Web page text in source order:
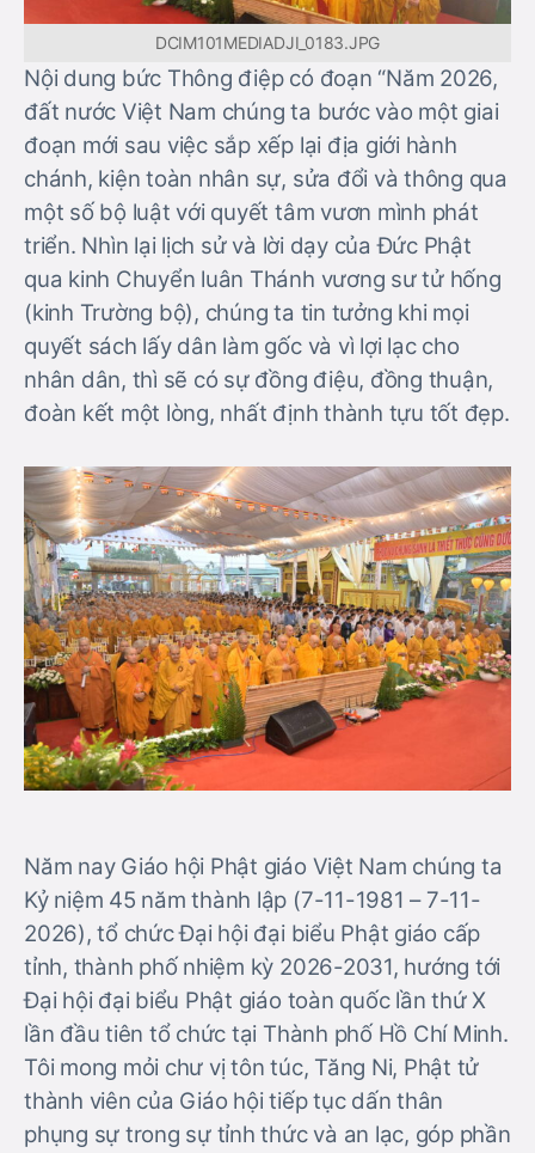
DCIM101MEDIADJI_0183.JPG
Nội dung bức Thông điệp có đoạn “Năm 2026,
đất nước Việt Nam chúng ta bước vào một giai
đoạn mới sau việc sắp xếp lại địa giới hành
chánh, kiện toàn nhân sự, sửa đổi và thông qua
một số bộ luật với quyết tâm vươn mình phát
triển. Nhìn lại lịch sử và lời dạy của Đức Phật
qua kinh Chuyển luân Thánh vương sư tử hống
(kinh Trường bộ), chúng ta tin tưởng khi mọi
quyết sách lấy dân làm gốc và vì lợi lạc cho
nhân dân, thì sẽ có sự đồng điệu, đồng thuận,
đoàn kết một lòng, nhất định thành tựu tốt đẹp.
Năm nay Giáo hội Phật giáo Việt Nam chúng ta
Kỷ niệm 45 năm thành lập (7-11-1981 – 7-11-
2026), tổ chức Đại hội đại biểu Phật giáo cấp
tỉnh, thành phố nhiệm kỳ 2026-2031, hướng tới
Đại hội đại biểu Phật giáo toàn quốc lần thứ X
lần đầu tiên tổ chức tại Thành phố Hồ Chí Minh.
Tôi mong mỏi chư vị tôn túc, Tăng Ni, Phật tử
thành viên của Giáo hội tiếp tục dấn thân
phụng sự trong sự tỉnh thức và an lạc, góp phần